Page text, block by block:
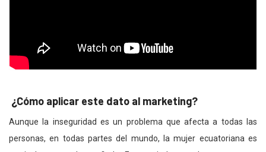
¿Cómo aplicar este dato al marketing?
Aunque la inseguridad es un problema que afecta a todas las
personas, en todas partes del mundo, la mujer ecuatoriana es